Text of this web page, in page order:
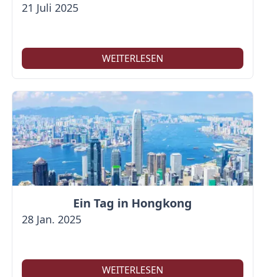
21 Juli 2025
WEITERLESEN
Ein Tag in Hongkong
28 Jan. 2025
WEITERLESEN